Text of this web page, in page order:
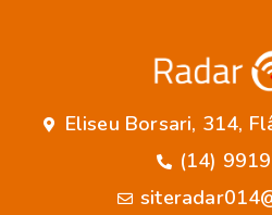
Eliseu Borsari, 314,
(14)